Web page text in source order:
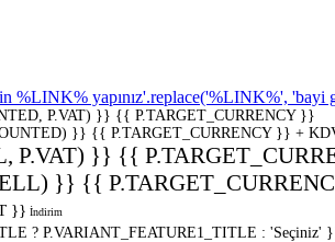
%LINK% yapınız'.replace('%LINK%',
P.VAT) }} {{ P.TARGET_CURRENCY }}
}} {{ P.TARGET_CURRENCY }} +
P.VAT) }} {{
}} {{
}} İndirim
? P.VARIANT_FEATURE1_TITLE : 'Seçiniz'